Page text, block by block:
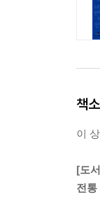
책
이
[도
전통